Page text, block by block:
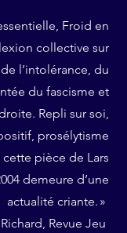
Froid en
collective sur
l’intolérance, du
du fascisme et
Repli sur soi,
prosélytisme
pièce de Lars
demeure d’une
actualité criante. »
Revue Jeu